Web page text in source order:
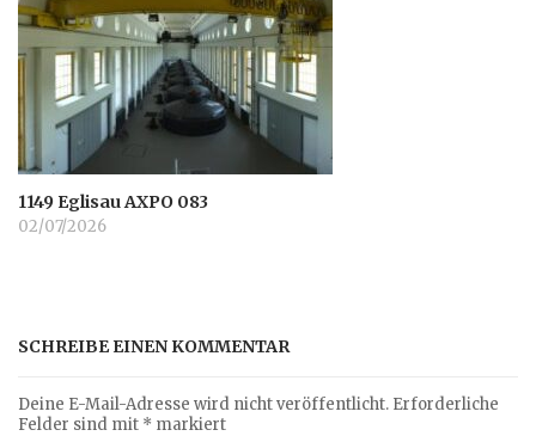
1149 Eglisau AXPO 083
02/07/2026
SCHREIBE EINEN KOMMENTAR
Deine E-Mail-Adresse wird nicht veröffentlicht. Erforderliche
Felder sind mit * markiert